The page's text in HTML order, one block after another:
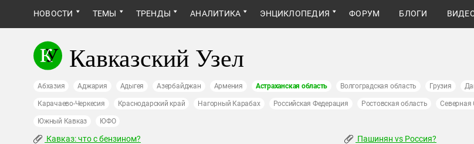
НОВОСТИ ТЕМЫ ТРЕНДЫ АНАЛИТИКА ЭНЦИКЛОПЕДИЯ ФОРУМ БЛОГИ
Кавказский Узел
Абхазия Аджария Адыгея Азербайджан Армения Астраханская область Волгоградская область Грузия
Карачаево-Черкесия Краснодарский край Нагорный Карабах Российская Федерация Ростовская область Северная
Южный Кавказ ЮФО
Кавказ: что с бензином? Пашинян vs Россия?